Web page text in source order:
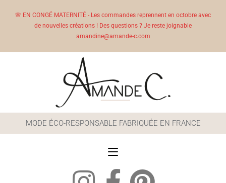
🌸 EN CONGÉ MATERNITÉ - Les commandes reprennent en octobre avec
de nouvelles créations ! Des questions ? Je reste joignable
amandine@amande-c.com
MODE ÉCO-RESPONSABLE FABRIQUÉE EN FRANCE